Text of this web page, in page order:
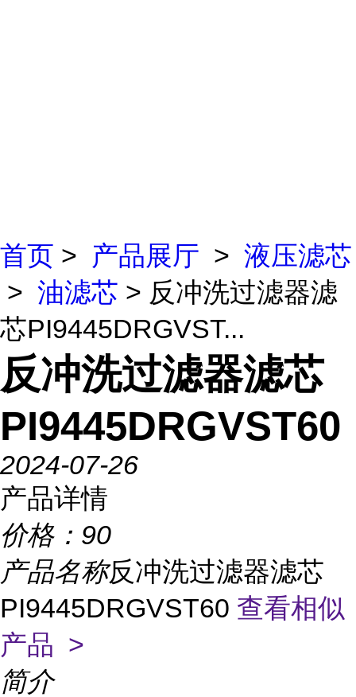
首页 > 产品展厅 > 液压滤芯
> 油滤芯 > 反冲洗过滤器滤
芯PI9445DRGVST...
反冲洗过滤器滤芯
PI9445DRGVST60
2024-07-26
产品详情
价格： 90
产品名称反冲洗过滤器滤芯
PI9445DRGVST60 查看相似
产品 >
简介